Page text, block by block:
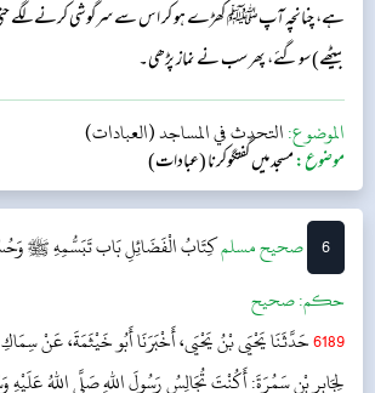
ہے، چنانچہ آپﷺ کھڑے ہو کر اس سے سرگوشی کرنے لگے حتیٰ
بیٹھے) سو گئے، پھر سب نے نماز پڑھی۔
الموضوع:التحدث في المساجد (العبادات)
موضوع:مسجد میں گفتگوکرنا (عبادات)
6 ‌صحيح مسلمكِتَابُ الْفَضَائِلِبَاب تَبَسُّمِهِ ﷺ
حکم:صحیح
6189حَدَّثَنَا يَحْيَى بْنُ يَحْيَى، أَخْبَرَنَا أَبُو خَيْثَمَةَ، عَنْ
لِجَابِرِ بْنِ سَمُرَةَ: أَكُنْتَ تُجَالِسُ رَسُولَ اللهِ صَلَّى اللهُ عَلَيْهِ